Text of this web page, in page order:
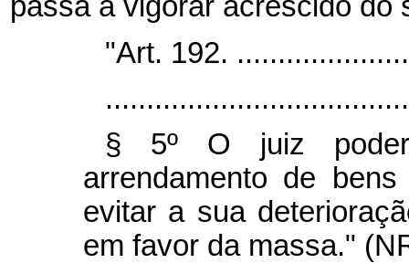
passa a vigorar acrescido do
"Art. 192.
§ 5º O juiz
arrendamento de
evitar a sua
em favor da massa."